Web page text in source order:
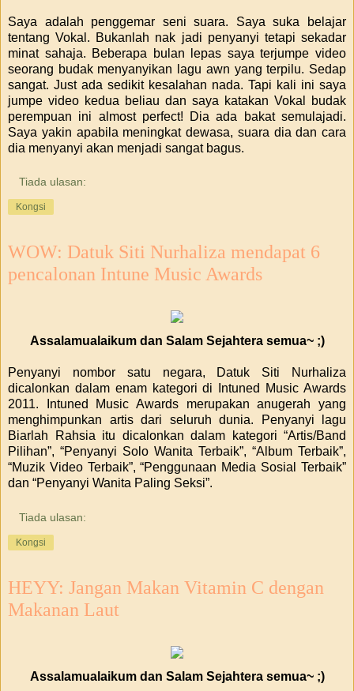
Saya adalah penggemar seni suara. Saya suka belajar
tentang Vokal. Bukanlah nak jadi penyanyi tetapi sekadar
minat sahaja. Beberapa bulan lepas saya terjumpe video
seorang budak menyanyikan lagu awn yang terpilu. Sedap
sangat. Just ada sedikit kesalahan nada. Tapi kali ini saya
jumpe video kedua beliau dan saya katakan Vokal budak
perempuan ini almost perfect! Dia ada bakat semulajadi.
Saya yakin apabila meningkat dewasa, suara dia dan cara
dia menyanyi akan menjadi sangat bagus.
Tiada ulasan:
Kongsi
WOW: Datuk Siti Nurhaliza mendapat 6
pencalonan Intune Music Awards
Assalamualaikum dan Salam Sejahtera semua~ ;)
Penyanyi nombor satu negara, Datuk Siti Nurhaliza
dicalonkan dalam enam kategori di Intuned Music Awards
2011. Intuned Music Awards merupakan anugerah yang
menghimpunkan artis dari seluruh dunia.
Penyanyi lagu
Biarlah Rahsia itu dicalonkan dalam kategori “Artis/Band
Pilihan”, “Penyanyi Solo Wanita Terbaik”, “Album Terbaik”,
“Muzik Video Terbaik”, “Penggunaan Media Sosial Terbaik”
dan “Penyanyi Wanita Paling Seksi”.
Tiada ulasan:
Kongsi
HEYY: Jangan Makan Vitamin C dengan
Makanan Laut
Assalamualaikum dan Salam Sejahtera semua~ ;)